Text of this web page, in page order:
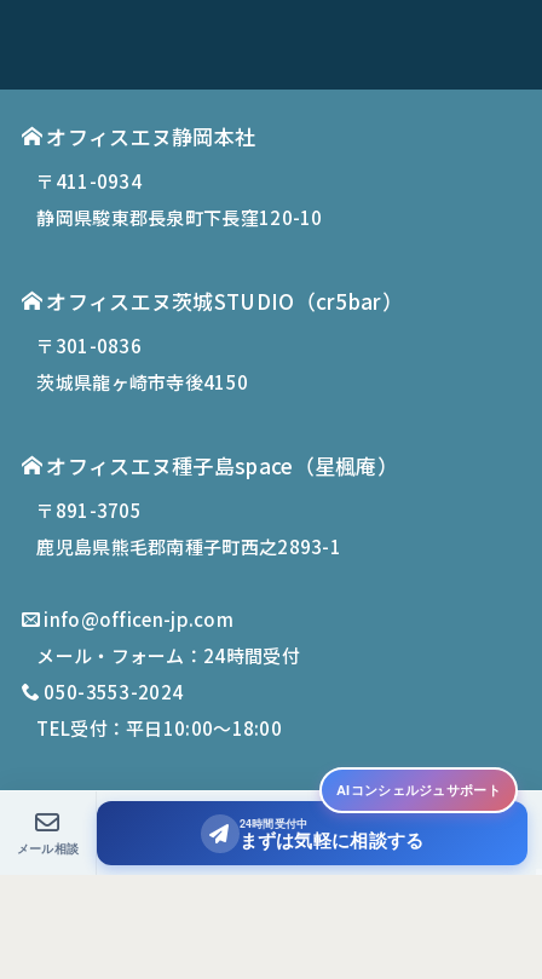
オフィスエヌ静岡本社
〒411-0934
静岡県駿東郡長泉町下長窪120-10
オフィスエヌ茨城STUDIO（cr5bar）
〒301-0836
茨城県龍ヶ崎市寺後4150
オフィスエヌ種子島space （星楓庵）
〒891-3705
鹿児島県熊毛郡南種子町西之2893-1
info@officen-jp.com
メール・フォーム：24時間受付
050-3553-2024
TEL受付：平日10:00〜18:00
2026Office N. All Rights Reserved.
AIコンシェルジュサポート
メール相談
24時間受付中
まずは気軽に相談する